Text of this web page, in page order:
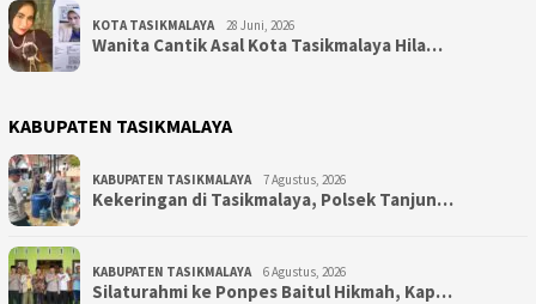
KOTA TASIKMALAYA 28 Juni, 2026
Wanita Cantik Asal Kota Tasikmalaya Hila…
KABUPATEN TASIKMALAYA
KABUPATEN TASIKMALAYA 7 Agustus, 2026
Kekeringan di Tasikmalaya, Polsek Tanjun…
KABUPATEN TASIKMALAYA 6 Agustus, 2026
Silaturahmi ke Ponpes Baitul Hikmah, Kap…